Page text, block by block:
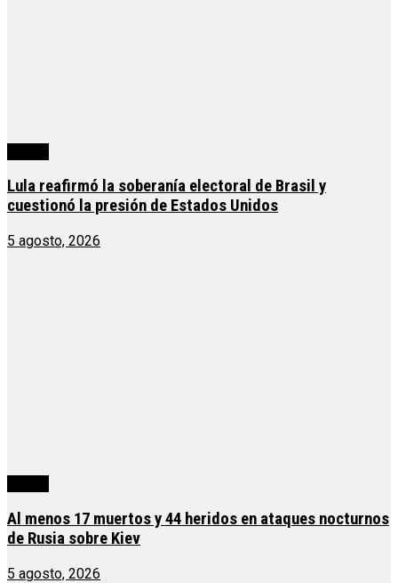
Lula reafirmó la soberanía electoral de Brasil y
cuestionó la presión de Estados Unidos
5 agosto, 2026
Al menos 17 muertos y 44 heridos en ataques nocturnos
de Rusia sobre Kiev
5 agosto, 2026